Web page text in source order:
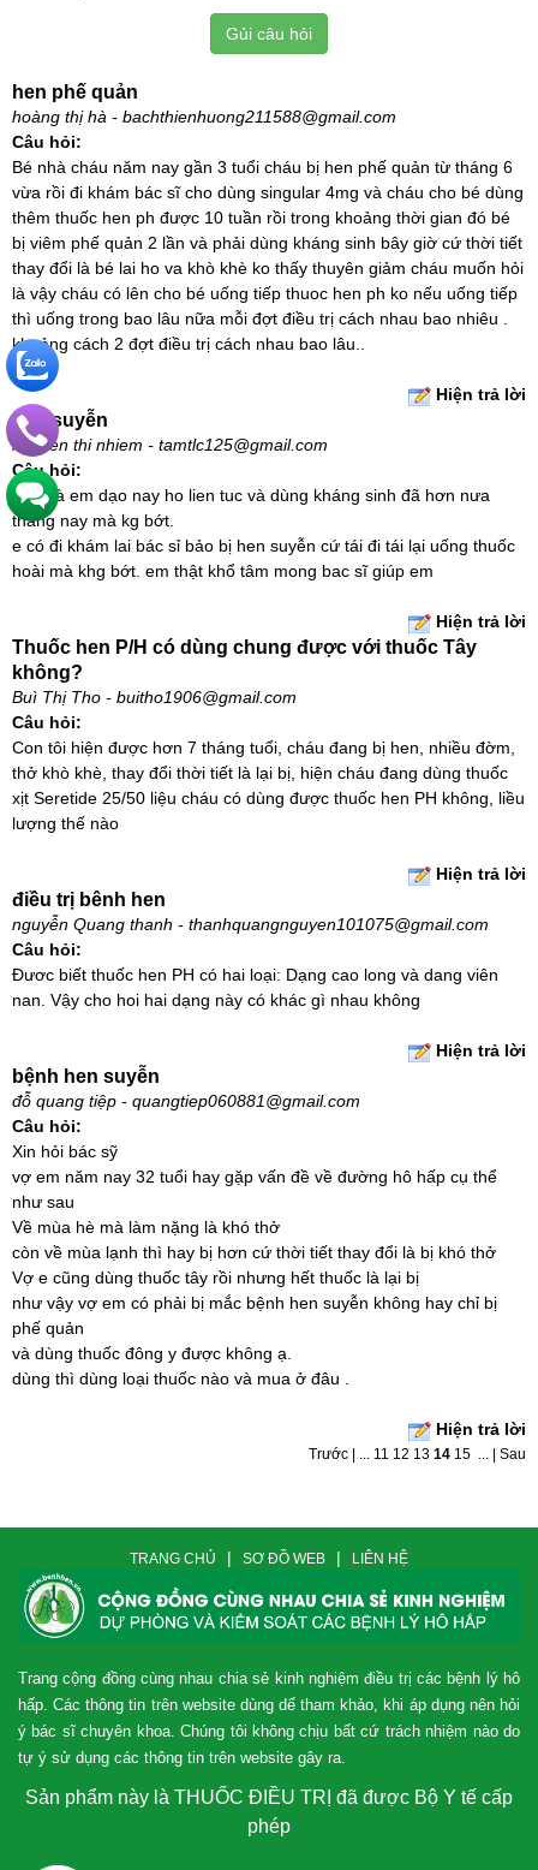
Gủi câu hỏi
hen phế quản
hoàng thị hà - bachthienhuong211588@gmail.com
Câu hỏi:
Bé nhà cháu năm nay gần 3 tuổi cháu bị hen phế quản từ tháng 6
vừa rồi đi khám bác sĩ cho dùng singular 4mg và cháu cho bé dùng
thêm thuốc hen ph được 10 tuần rồi trong khoảng thời gian đó bé
bị viêm phế quản 2 lần và phải dùng kháng sinh bây giờ cứ thời tiết
thay đổi là bé lai ho va khò khè ko thấy thuyên giảm cháu muốn hỏi
là vậy cháu có lên cho bé uống tiếp thuoc hen ph ko nếu uống tiếp
thì uống trong bao lâu nữa mỗi đợt điều trị cách nhau bao nhiêu .
khoảng cách 2 đợt điều trị cách nhau bao lâu..
Hiện trả lời
hen suyễn
nguyen thi nhiem - tamtlc125@gmail.com
Câu hỏi:
bé nhà em dạo nay ho lien tuc và dùng kháng sinh đã hơn nưa
tháng nay mà kg bớt.
e có đi khám lai bác sỉ bảo bị hen suyễn cứ tái đi tái lại uống thuốc
hoài mà khg bớt. em thật khổ tâm mong bac sĩ giúp em
Hiện trả lời
Thuốc hen P/H có dùng chung được với thuốc Tây
không?
Buì Thị Tho - buitho1906@gmail.com
Câu hỏi:
Con tôi hiện được hơn 7 tháng tuổi, cháu đang bị hen, nhiều đờm,
thở khò khè, thay đổi thời tiết là lại bị, hiện cháu đang dùng thuốc
xịt Seretide 25/50 liệu cháu có dùng được thuốc hen PH không, liều
lượng thế nào
Hiện trả lời
điều trị bênh hen
nguyễn Quang thanh - thanhquangnguyen101075@gmail.com
Câu hỏi:
Đươc biết thuốc hen PH có hai loại: Dạng cao long và dang viên
nan. Vậy cho hoi hai dạng này có khác gì nhau không
Hiện trả lời
bệnh hen suyễn
đỗ quang tiệp - quangtiep060881@gmail.com
Câu hỏi:
Xin hỏi bác sỹ
vợ em năm nay 32 tuổi hay gặp vấn đề về đường hô hấp cụ thể
như sau
Về mùa hè mà làm nặng là khó thở
còn về mùa lạnh thì hay bị hơn cứ thời tiết thay đổi là bị khó thở
Vợ e cũng dùng thuốc tây rồi nhưng hết thuốc là lại bị
như vậy vợ em có phải bị mắc bệnh hen suyễn không hay chỉ bị
phế quản
và dùng thuốc đông y được không ạ.
dùng thì dùng loại thuốc nào và mua ở đâu .
Hiện trả lời
Trước ... 11 12 13 14 15 ... Sau
TRANG CHỦ | SƠ ĐỒ WEB | LIÊN HỆ
Trang cộng đồng cùng nhau chia sẻ kinh nghiệm điều trị các bệnh lý hô
hấp. Các thông tin trên website dùng dể tham khảo, khi áp dụng nên hỏi
ý bác sĩ chuyên khoa. Chúng tôi không chịu bất cứ trách nhiệm nào do
tự ý sử dụng các thông tin trên website gây ra.
Sản phẩm này là THUỐC ĐIỀU TRỊ đã được Bộ Y tế cấp
phép